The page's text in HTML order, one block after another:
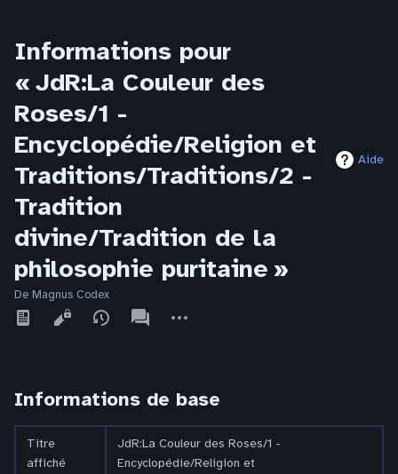
Informations pour
« JdR:La Couleur des
Roses/1 -
Encyclopédie/Religion et
Traditions/Traditions/2 -
Tradition
divine/Tradition de la
philosophie puritaine »
Aide
De Magnus Codex
Affichages
associated-
pages
actions
Informations de base
Titre
affiché
JdR:La Couleur des Roses/1 -
Encyclopédie/Religion et